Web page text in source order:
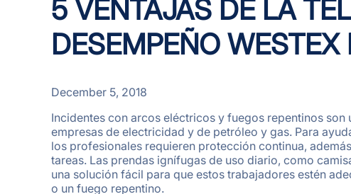
5 VENTAJAS DE LA
DESEMPEÑO WESTEX
December 5, 2018
Incidentes con arcos eléctricos y fuegos repentinos
empresas de electricidad y de petróleo y gas. Para
los profesionales requieren protección continua,
tareas. Las prendas ignífugas de uso diario, como
una solución fácil para que estos trabajadores estén
o un fuego repentino.